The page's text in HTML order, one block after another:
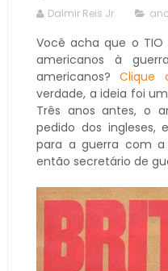
Dalmir Reis Jr.
Você acha que o TIO
americanos à
americanos?Clique
verdade, a ideia foi
Três anos antes, o
pedido dos ingleses,
para a guerra com a
então secretário de